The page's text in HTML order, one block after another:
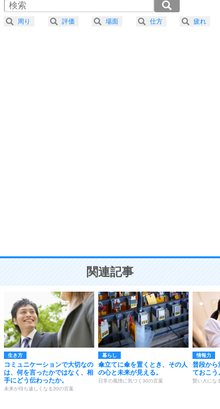
プラス思考
ことが大切。
2.0倍速 （391KB 1分39秒）
2.5倍速 （313KB 1分19秒）
3.0倍速 （261KB 1分6秒）
周り 評価 場面 仕方 疲れ
関連記事
生き方
コミュニケーションで大切なの
は、何を言ったかではなく、相
手にどう伝わったか。
未来が待ち遠しくなる30の言葉
暮らし
傘立てに傘を置くとき、その人
の心と未来が見える。
日常の風情に気づく30の言葉
情報力
普段から
ておこう
賢い人にな